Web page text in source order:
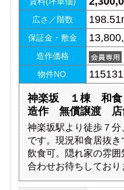
広さ／階数
保証金・敷金
造作価格
物件NO.
神楽坂 １棟 和
造作 無償譲渡 店
神楽坂駅より徒歩７
です。現況和食居抜
飲食可。隠れ家の雰
合わせお待ちしており